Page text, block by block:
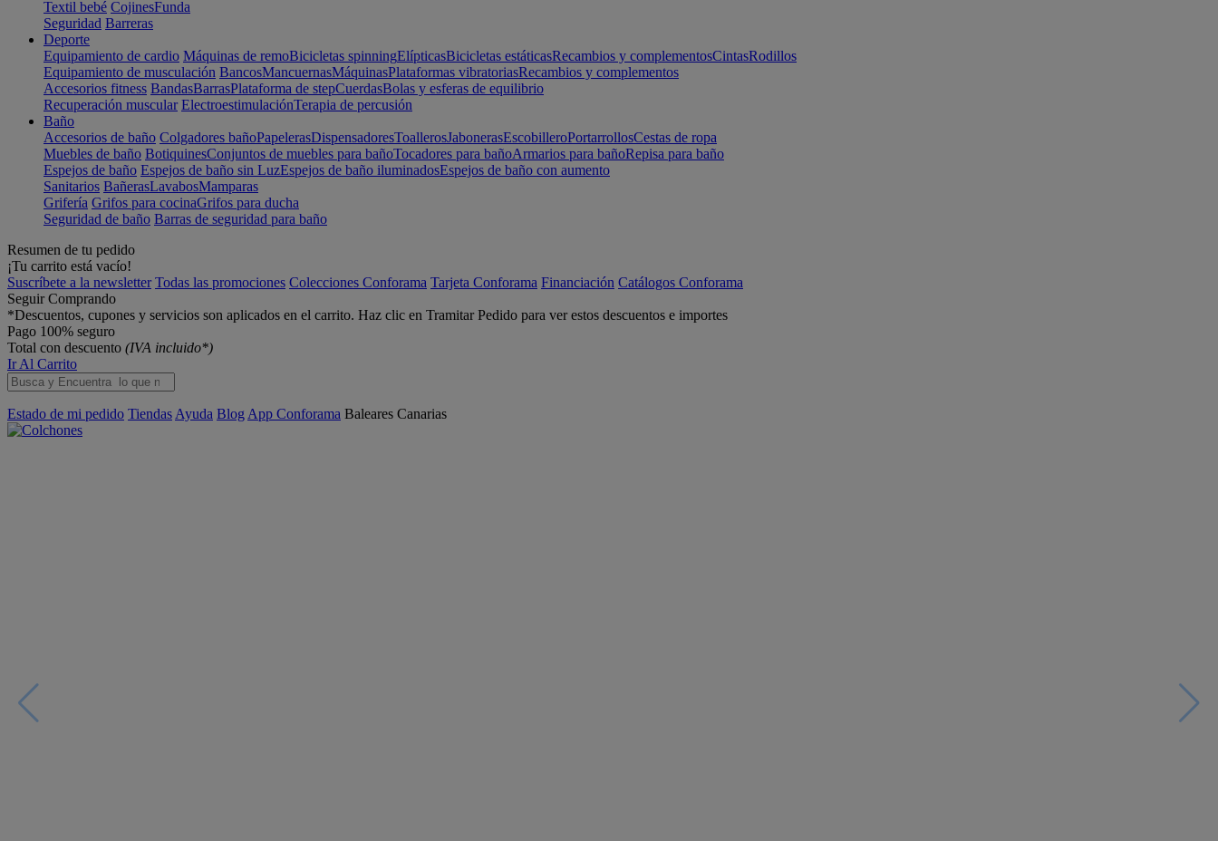
Textil bebé CojinesFunda
Seguridad Barreras
Deporte
Equipamiento de cardio Máquinas de remoBicicletas spinningElípticasBicicletas estáticasRecambios y complementosCintasRodillos
Equipamiento de musculación BancosMancuernasMáquinasPlataformas vibratoriasRecambios y complementos
Accesorios fitness BandasBarrasPlataforma de stepCuerdasBolas y esferas de equilibrio
Recuperación muscular ElectroestimulaciónTerapia de percusión
Baño
Accesorios de baño Colgadores bañoPapelerasDispensadoresToallerosJabonerasEscobilleroPortarrollosCestas de ropa
Muebles de baño BotiquinesConjuntos de muebles para bañoTocadores para bañoArmarios para bañoRepisa para baño
Espejos de baño Espejos de baño sin LuzEspejos de baño iluminadosEspejos de baño con aumento
Sanitarios BañerasLavabosMamparas
Grifería Grifos para cocinaGrifos para ducha
Seguridad de baño Barras de seguridad para baño
Resumen de tu pedido
¡Tu carrito está vacío!
Suscríbete a la newsletter Todas las promociones Colecciones Conforama Tarjeta Conforama Financiación Catálogos Conforama
Seguir Comprando
*Descuentos, cupones y servicios son aplicados en el carrito. Haz clic en Tramitar Pedido para ver estos descuentos e importes
Pago 100% seguro
Total con descuento (IVA incluido*)
Ir Al Carrito
Estado de mi pedido Tiendas Ayuda Blog App Conforama Baleares Canarias